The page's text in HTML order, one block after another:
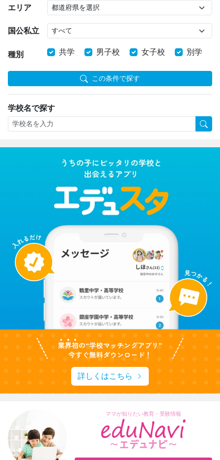
エリア
国公私立
種別 共学 男子校 女子校 別学
この条件で探す
学校名で探す
詳しくはこちら
ママが知りたい教育・受験情報